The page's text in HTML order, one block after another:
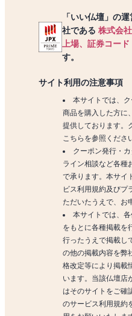
「いい仏壇」の
社である 株式会
上場、証券コード
す。
サイト利用の注意事項
本サイトでは、
商品を購入した方に
提供しております。
こちらを参照くださ
クーポン発行・
ライン相談など各種
で承ります。本サイ
ビス利用規約及びプ
ただいたうえで、お
本サイトでは、
をもとに各種掲載を
行ったうえで掲載し
の他の掲載内容を弊
格改定等により掲載
います。当該仏壇店
はそのサイトをご確
のサービス利用規約